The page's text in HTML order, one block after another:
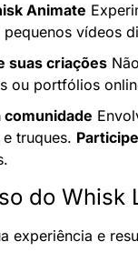
Animate
pequenos vídeos
suas criações
ou portfólios
comunidade
truques.
do Whisk
experiência e